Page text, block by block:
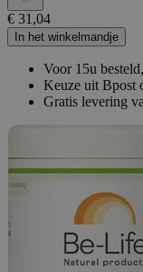
€ 31,04
In het winkelmandje
Voor 15u
Keuze uit Bpost
Gratis levering